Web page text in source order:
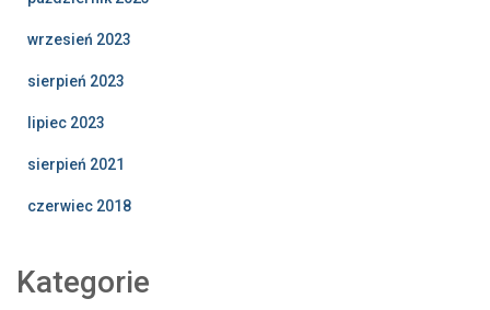
wrzesień 2023
sierpień 2023
lipiec 2023
sierpień 2021
czerwiec 2018
Kategorie